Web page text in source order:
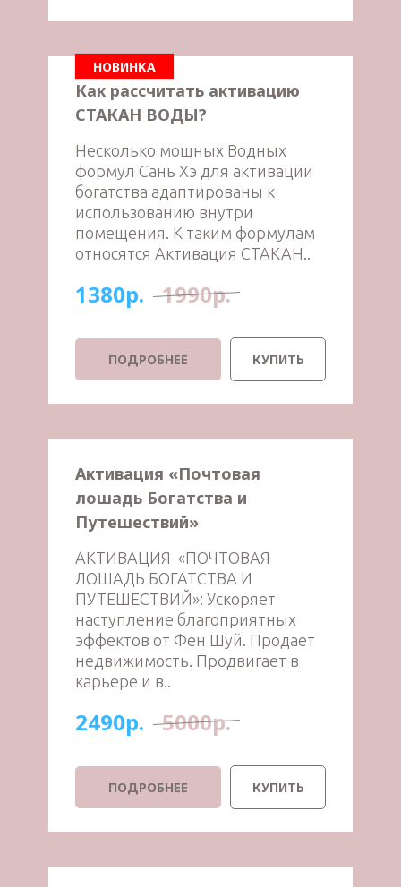
НОВИНКА
Как рассчитать активацию
СТАКАН ВОДЫ?
Несколько мощных Водных
формул Сань Хэ для активации
богатства адаптированы к
использованию внутри
помещения. К таким формулам
относятся Активация СТАКАН..
1380р. 1990р.
ПОДРОБНЕЕ КУПИТЬ
Активация «Почтовая
лошадь Богатства и
Путешествий»
АКТИВАЦИЯ «ПОЧТОВАЯ
ЛОШАДЬ БОГАТСТВА И
ПУТЕШЕСТВИЙ»: Ускоряет
наступление благоприятных
эффектов от Фен Шуй. Продает
недвижимость. Продвигает в
карьере и в..
2490р. 5000р.
ПОДРОБНЕЕ КУПИТЬ